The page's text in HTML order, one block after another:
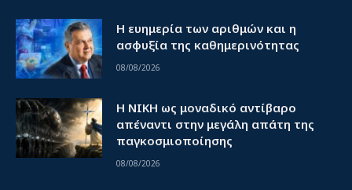
Η ευημερία των αριθμών και η
ασφυξία της καθημερινότητας
08/08/2026
Η ΝΙΚΗ ως μοναδικό αντίβαρο
απέναντι στην μεγάλη απάτη της
παγκοσμιοποίησης
08/08/2026